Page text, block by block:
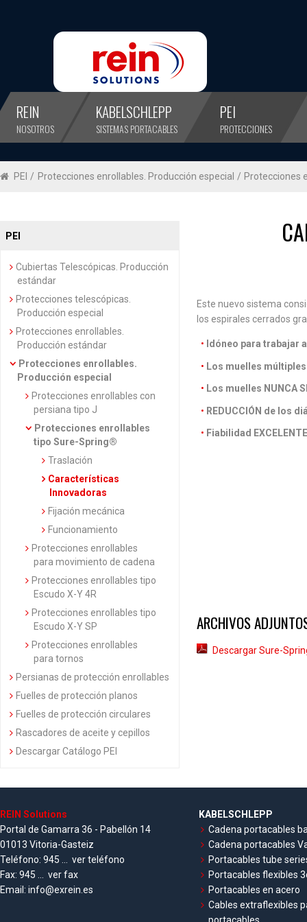
REIN
NOSOTROS
KABELSCHLEPP
SISTEMAS PORTACABLES
PEI
PROTECCIONES
PEI / Protecciones enrollables. Producción especial / Protecciones
PEI
Cubiertas Telescópicas. Producción
estándar
Protecciones telescópicas.
Producción especial
Protecciones enrollables.
Producción estándar
Protecciones enrollables.
Producción especial
Protecciones enrollables con
persiana tipo J
Protecciones enrollables
tipo Sure-Spring®
Traslación
Características
Innovadoras
Fijación mecánica
Funcionamiento
Protecciones enrollables
para movimiento de cadena
Protecciones enrollables tipo
Escudo X-Y 4R
Protecciones enrollables tipo
Escudo X-Y SP
Protecciones enrollables
para tornos
Persianas de protección enrollables
Fuelles de protección planos
Fuelles de protección circulares
Rascadores de aceite y cepillos
Descargar Catálogo PEI
Este nuevo sistema
los espirales cerrados
Idóneo para trabajar a
Los muelles
Los muelles NUNCA
REDUCCIÓN de los
Fiabilidad EXCELENTE
ARCHIVOS
Descargar Sure-
REIN Solutions
Portal de Gamarra 36 - Pabellón 14
01013 Vitoria-Gasteiz
Teléfono: 945 ... ver teléfono
Fax: 945 ... ver fax
Email: info@exrein.es
KABELSCHLEPP
Cadena portacables
Cadena portacables
Portacables tube
Portacables flexibles
Portacables en acero
Cables extraflexibles